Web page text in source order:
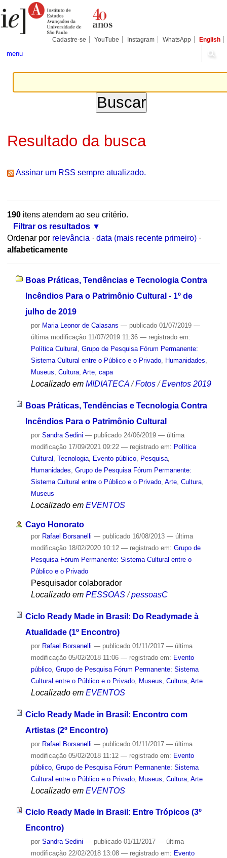
para
conteúdo.
Pessoais
Cadastre-se YouTube Instagram WhatsApp English
menu
Resultado da busca
Assinar um RSS sempre atualizado.
190itens atendem ao seu critério.
Filtrar os resultados
Ordenar por relevância · data (mais recente primeiro) ·
alfabeticamente
Boas Práticas, Tendências e Tecnologia Contra
Incêndios Para o Patrimônio Cultural - 1º de
julho de 2019
por Maria Leonor de Calasans — publicado01/07/2019 —
última modificação11/07/2019 11:36 — registrado em:
Política Cultural
Grupo de Pesquisa Fórum Permanente:
Sistema Cultural entre o Público e o Privado, Humanidades
Museus Cultura, Arte, capa
Localizado em MIDIATECA /Fotos /Eventos 2019
Boas Práticas, Tendências e Tecnologia Contra
Incêndios Para o Patrimônio Cultural
por Sandra Sedini — publicado24/06/2019 — última
modificação17/09/2021 09:22 — registrado em: Política
Cultural Tecnologia, Evento público, Pesquisa,
Humanidades Grupo de Pesquisa Fórum Permanente:
Sistema Cultural entre o Público e o Privado, Arte, Cultura,
Museus
Localizado em EVENTOS
Cayo Honorato
por Rafael Borsanelli — publicado16/08/2013 — última
modificação18/02/2020 10:12 — registrado em: Grupo de
Pesquisa Fórum Permanente: Sistema Cultural entre o
Público e o Privado
Pesquisador colaborador
Localizado em PESSOAS /pessoasC
Ciclo Ready Made in Brasil: Do Readymade à
Atualidade (1º Encontro)
por Rafael Borsanelli — publicado01/11/2017 — última
modificação05/02/2018 11:06 — registrado em: Evento
público, Grupo de Pesquisa Fórum Permanente: Sistema
Cultural entre o Público e o Privado, Museus, Cultura, Arte
Localizado em EVENTOS
Ciclo Ready Made in Brasil: Encontro com
Artistas (2º Encontro)
por Rafael Borsanelli — publicado01/11/2017 — última
modificação05/02/2018 11:12 — registrado em: Evento
público, Grupo de Pesquisa Fórum Permanente: Sistema
Cultural entre o Público e o Privado, Museus Cultura, Arte
Localizado em EVENTOS
Ciclo Ready Made in Brasil: Entre Trópicos (3º
Encontro)
por Sandra Sedini — publicado01/11/2017 — última
modificação22/02/2018 13:08 — registrado em: Evento